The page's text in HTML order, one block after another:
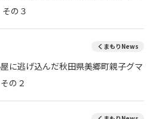
の３
くまもりNews
に逃げ込んだ秋田県美郷町親子グマ
の２